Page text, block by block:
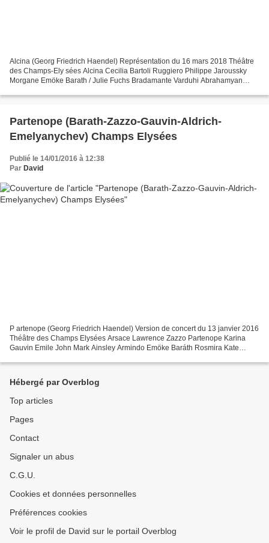
Alcina (Georg Friedrich Haendel) Représentation du 16 mars 2018 Théâtre
des Champs-Ely sées Alcina Cecilia Bartoli Ruggiero Philippe Jaroussky
Morgane Emöke Barath / Julie Fuchs Bradamante Varduhi Abrahamyan
Partenope (Barath-Zazzo-Gauvin-Aldrich-
Emelyanychev) Champs Elysées
Publié le 14/01/2016 à 12:38
Par David
P artenope (Georg Friedrich Haendel) Version de concert du 13 janvier 2016
Théâtre des Champs Elysées Arsace Lawrence Zazzo Partenope Karina
Gauvin Emile John Mark Ainsley Armindo Emöke Baráth Rosmira Kate
Hébergé par Overblog
Top articles
Pages
Contact
Signaler un abus
C.G.U.
Cookies et données personnelles
Préférences cookies
Voir le profil de David sur le portail Overblog